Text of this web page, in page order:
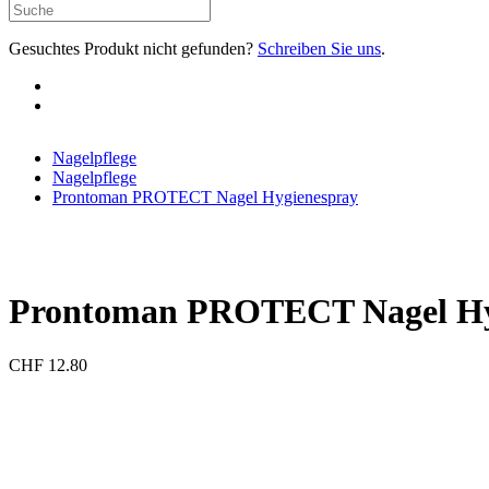
Gesuchtes Produkt nicht gefunden? Schreiben Sie uns.
Nagelpflege
Nagelpflege
Prontoman PROTECT Nagel Hygienespray
Prontoman PROTECT Nagel
CHF 12.80